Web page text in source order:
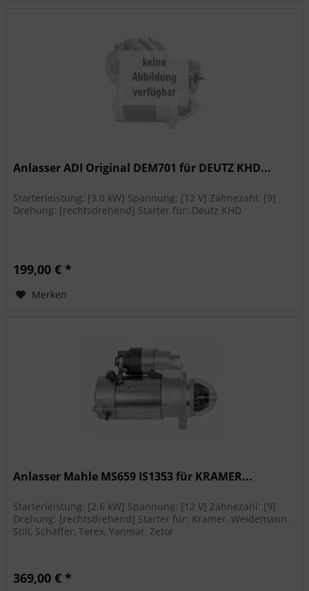
Anlasser ADI Original DEM701 für DEUTZ KHD...
Starterleistung: [3.0 kW] Spannung: [12 V] Zähnezahl: [9]
Drehung: [rechtsdrehend] Starter für: Deutz KHD
199,00 € *
Merken
Anlasser Mahle MS659 IS1353 für KRAMER...
Starterleistung: [2.6 kW] Spannung: [12 V] Zähnezahl: [9]
Drehung: [rechtsdrehend] Starter für: Kramer, Weidemann,
Still, Schäffer, Terex, Yanmar, Zetor
369,00 € *